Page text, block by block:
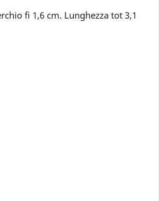
fi 1,6 cm. Lunghezza tot 3,1